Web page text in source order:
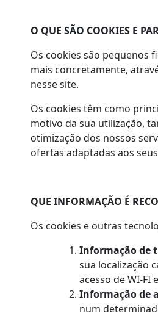
O QUE SÃO COOKIES E
Os cookies são pequenos
mais concretamente,
nesse site.
Os cookies têm como
motivo da sua utilização,
otimização dos nossos
ofertas adaptadas aos
QUE INFORMAÇÃO É
Os cookies e outras
Informação de
sua localização
acesso de WI-FI
Informação de
num